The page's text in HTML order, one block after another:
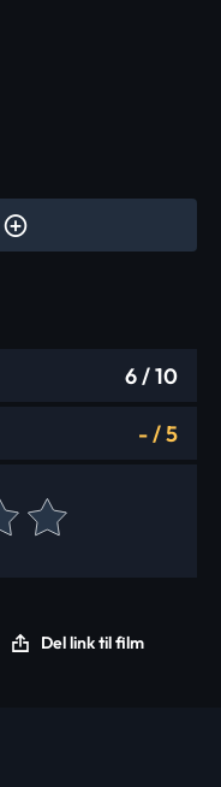
6/ 10
-/5
Del link til film